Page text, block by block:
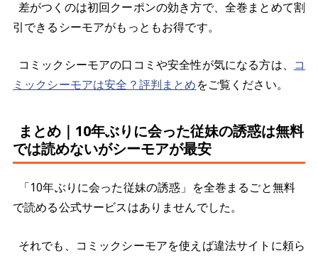
差がつくのは初回クーポンの効き方で、全巻まとめて割
引できるシーモアがもっともお得です。
コミックシーモアの口コミや安全性が気になる方は、 コ
ミックシーモアは安全？評判まとめをご覧ください。
まとめ｜10年ぶりに会った従妹の誘惑は無料
では読めないがシーモアが最安
「10年ぶりに会った従妹の誘惑」を全巻まるごと無料
で読める公式サービスはありませんでした。
それでも、コミックシーモアを使えば違法サイトに頼ら